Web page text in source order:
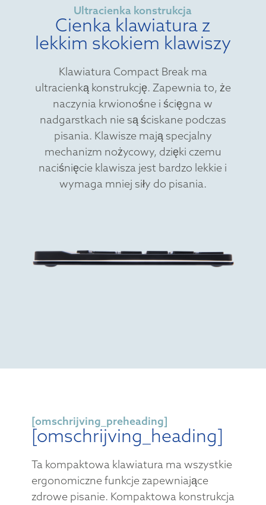
Ultracienka konstrukcja
Cienka klawiatura z
lekkim skokiem klawiszy
Klawiatura Compact Break ma
ultracienką konstrukcję. Zapewnia to, że
naczynia krwionośne i ścięgna w
nadgarstkach nie są ściskane podczas
pisania. Klawisze mają specjalny
mechanizm nożycowy, dzięki czemu
naciśnięcie klawisza jest bardzo lekkie i
wymaga mniej siły do pisania.
[omschrijving_preheading]
[omschrijving_heading]
Ta kompaktowa klawiatura ma wszystkie
ergonomiczne funkcje zapewniające
zdrowe pisanie. Kompaktowa konstrukcja